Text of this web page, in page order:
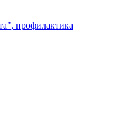
профилактика